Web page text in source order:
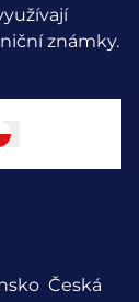
známky.
Česká